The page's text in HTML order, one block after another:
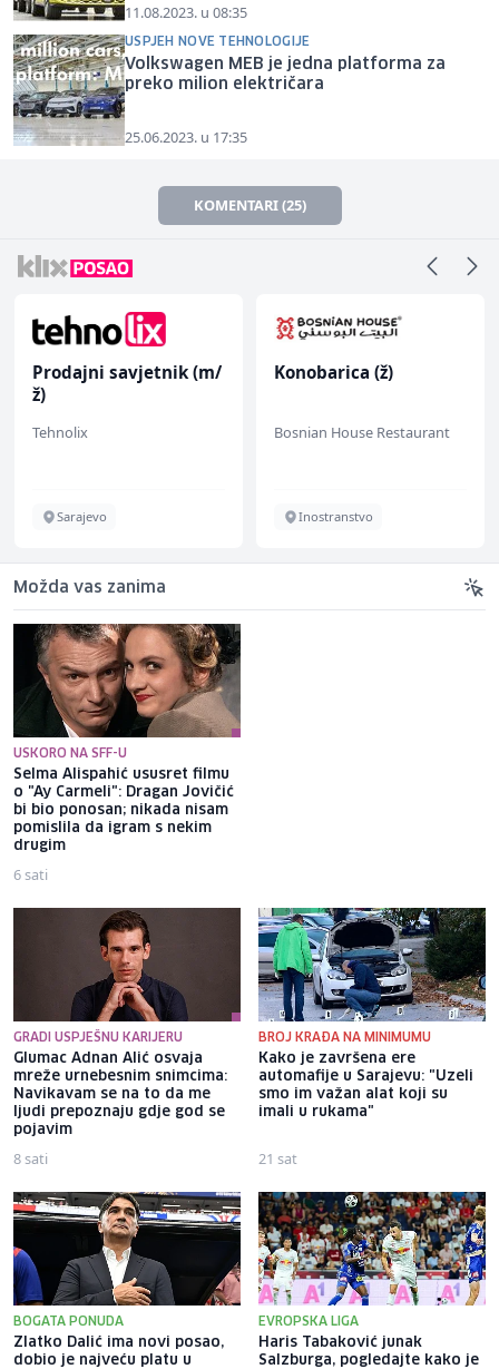
11.08.2023. u 08:35
USPJEH NOVE TEHNOLOGIJE
Volkswagen MEB je jedna platforma za
preko milion električara
25.06.2023. u 17:35
KOMENTARI (25)
Prodajni savjetnik (m/
ž)
Tehnolix
Sarajevo
Konobarica (ž)
Bosnian House Restaurant
Inostranstvo
Možda vas zanima
USKORO NA SFF-U
Selma Alispahić ususret filmu
o "Ay Carmeli": Dragan Jovičić
bi bio ponosan; nikada nisam
pomislila da igram s nekim
drugim
6 sati
GRADI USPJEŠNU KARIJERU
Glumac Adnan Alić osvaja
mreže urnebesnim snimcima:
Navikavam se na to da me
ljudi prepoznaju gdje god se
pojavim
8 sati
BROJ KRAĐA NA MINIMUMU
Kako je završena ere
automafije u Sarajevu: "Uzeli
smo im važan alat koji su
imali u rukama"
21 sat
BOGATA PONUDA
Zlatko Dalić ima novi posao,
dobio je najveću platu u
EVROPSKA LIGA
Haris Tabaković junak
Salzburga, pogledajte kako je